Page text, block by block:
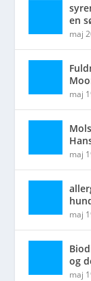
en
maj
maj
maj
maj
og
maj